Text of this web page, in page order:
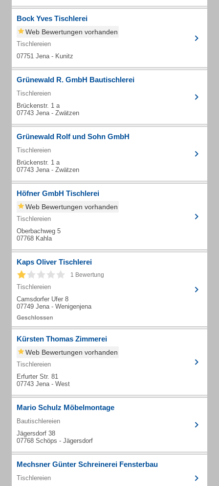
Bock Yves Tischlerei
Web Bewertungen vorhanden
Tischlereien
07751 Jena - Kunitz
Grünewald R. GmbH Bautischlerei
Tischlereien
Brückenstr. 1 a
07743 Jena - Zwätzen
Grünewald Rolf und Sohn GmbH
Tischlereien
Brückenstr. 1 a
07743 Jena - Zwätzen
Höfner GmbH Tischlerei
Web Bewertungen vorhanden
Tischlereien
Oberbachweg 5
07768 Kahla
Kaps Oliver Tischlerei
1 Bewertung
Tischlereien
Camsdorfer Ufer 8
07749 Jena - Wenigenjena
Kürsten Thomas Zimmerei
Web Bewertungen vorhanden
Tischlereien
Erfurter Str. 81
07743 Jena - West
Mario Schulz Möbelmontage
Bautischlereien
Jägersdorf 38
07768 Schöps - Jägersdorf
Mechsner Günter Schreinerei Fensterbau
Tischlereien